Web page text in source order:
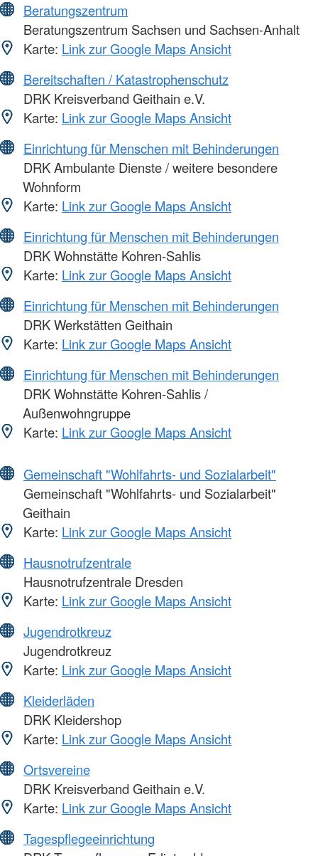
Beratungszentrum
Beratungszentrum Sachsen und Sachsen-Anhalt
Karte: Link zur Google Maps Ansicht
Bereitschaften / Katastrophenschutz
DRK Kreisverband Geithain e.V.
Karte: Link zur Google Maps Ansicht
Einrichtung für Menschen mit Behinderungen
DRK Ambulante Dienste / weitere besondere
Wohnform
Karte: Link zur Google Maps Ansicht
Einrichtung für Menschen mit Behinderungen
DRK Wohnstätte Kohren-Sahlis
Karte: Link zur Google Maps Ansicht
Einrichtung für Menschen mit Behinderungen
DRK Werkstätten Geithain
Karte: Link zur Google Maps Ansicht
Einrichtung für Menschen mit Behinderungen
DRK Wohnstätte Kohren-Sahlis /
Außenwohngruppe
Karte: Link zur Google Maps Ansicht
Gemeinschaft "Wohlfahrts- und Sozialarbeit"
Gemeinschaft "Wohlfahrts- und Sozialarbeit"
Geithain
Karte: Link zur Google Maps Ansicht
Hausnotrufzentrale
Hausnotrufzentrale Dresden
Karte: Link zur Google Maps Ansicht
Jugendrotkreuz
Jugendrotkreuz
Karte: Link zur Google Maps Ansicht
Kleiderläden
DRK Kleidershop
Karte: Link zur Google Maps Ansicht
Ortsvereine
DRK Kreisverband Geithain e.V.
Karte: Link zur Google Maps Ansicht
Tagespflegeeinrichtung